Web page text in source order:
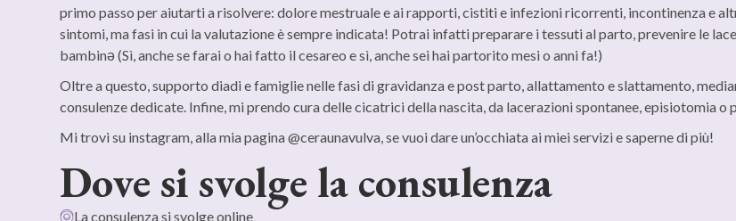
primo passo per aiutarti a risolvere: dolore mestruale e ai rapporti, cistiti e infezioni ricorrenti, incontinenza e
sintomi, ma fasi in cui la valutazione è sempre indicata! Potrai infatti preparare i tessuti al parto, prevenire le
bambinə (Sì, anche se farai o hai fatto il cesareo e sì, anche sei hai partorito mesi o anni fa!)
Oltre a questo, supporto diadi e famiglie nelle fasi di gravidanza e post parto, allattamento e slattamento,
consulenze dedicate. Infine, mi prendo cura delle cicatrici della nascita, da lacerazioni spontanee, episiotomia o
Mi trovi su instagram, alla mia pagina @ceraunavulva, se vuoi dare un’occhiata ai miei servizi e saperne di più!
Dove si svolge la consulenza
La consulenza si svolge online